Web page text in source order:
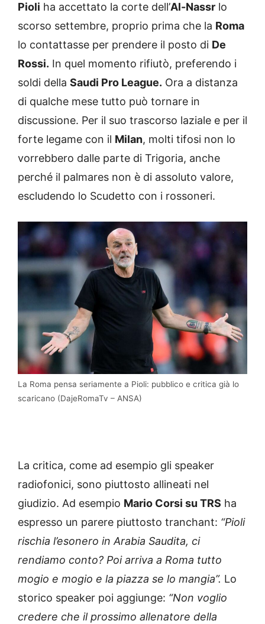
Pioli ha accettato la corte dell’Al-Nassr lo
scorso settembre, proprio prima che la Roma
lo contattasse per prendere il posto di De
Rossi. In quel momento rifiutò, preferendo i
soldi della Saudi Pro League. Ora a distanza
di qualche mese tutto può tornare in
discussione. Per il suo trascorso laziale e per il
forte legame con il Milan, molti tifosi non lo
vorrebbero dalle parte di Trigoria, anche
perché il palmares non è di assoluto valore,
escludendo lo Scudetto con i rossoneri.
La Roma pensa seriamente a Pioli: pubblico e critica già lo
scaricano (DajeRomaTv – ANSA)
La critica, come ad esempio gli speaker
radiofonici, sono piuttosto allineati nel
giudizio. Ad esempio Mario Corsi su TRS ha
espresso un parere piuttosto tranchant: “Pioli
rischia l’esonero in Arabia Saudita, ci
rendiamo conto? Poi arriva a Roma tutto
mogio e mogio e la piazza se lo mangia”. Lo
storico speaker poi aggiunge: “Non voglio
credere che il prossimo allenatore della